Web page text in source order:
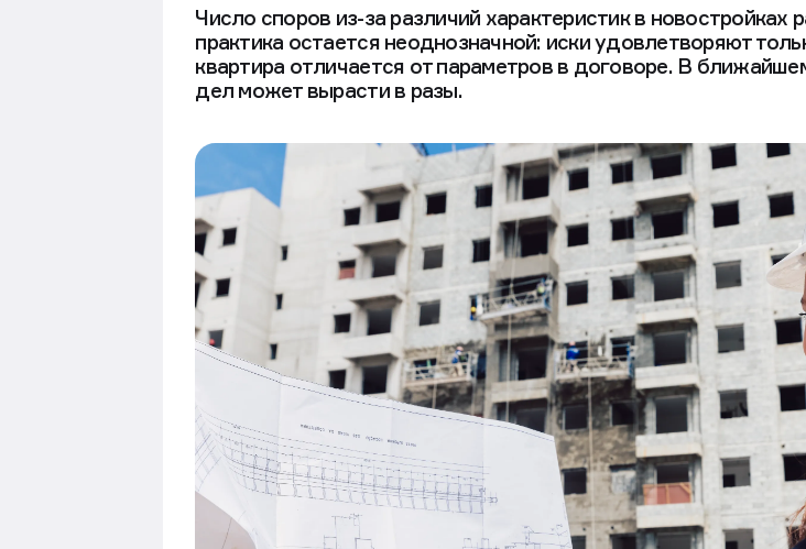
Число споров из-за различий характеристик в новостройках
практика остается неоднозначной: иски удовлетворяют
квартира отличается от параметров в договоре. В
дел может вырасти в разы.